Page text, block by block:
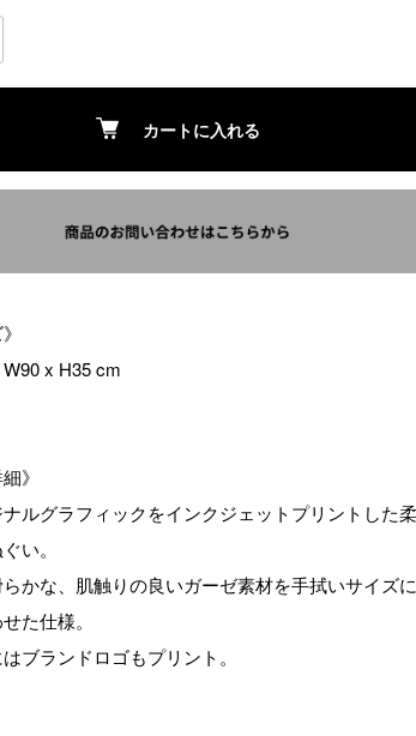
カートに入れる
x H35 cm
》
ナルグラフィックをインクジェットプリントした柔
い。
らかな、肌触りの良いガーゼ素材を手拭いサイズに
た仕様。
はブランドロゴもプリント。